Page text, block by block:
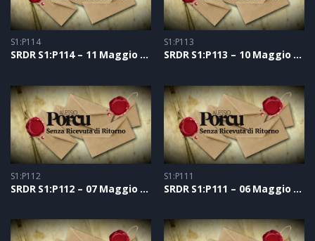
S1:P114
SRDR S1:P114 – 11 Maggio 2021
S1:P113
SRDR S1:P113 – 10 Maggio 2021
S1:P112
SRDR S1:P112 – 07 Maggio 2021
S1:P111
SRDR S1:P111 – 06 Maggio 2021